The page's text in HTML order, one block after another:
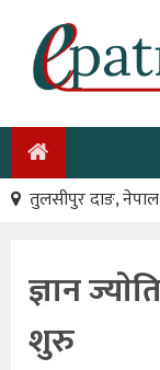
तुलसीपुर दाङ, नेपाल
ज्ञान
शुरु